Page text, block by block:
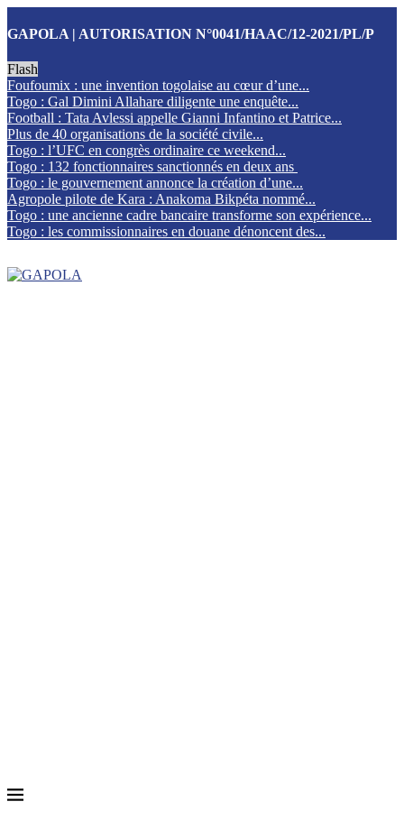
GAPOLA | AUTORISATION N°0041/HAAC/12-2021/PL/P
Flash
Foufoumix : une invention togolaise au cœur d’une...
Togo : Gal Dimini Allahare diligente une enquête...
Football : Tata Avlessi appelle Gianni Infantino et Patrice...
Plus de 40 organisations de la société civile...
Togo : l’UFC en congrès ordinaire ce weekend...
Togo : 132 fonctionnaires sanctionnés en deux ans
Togo : le gouvernement annonce la création d’une...
Agropole pilote de Kara : Anakoma Bikpéta nommé...
Togo : une ancienne cadre bancaire transforme son expérience...
Togo : les commissionnaires en douane dénoncent des...